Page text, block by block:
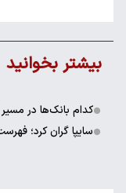
بیشتر بخوانید
کدام بانک‌ها در
سایپا گران کرد؛